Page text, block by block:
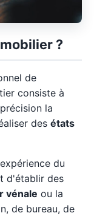
?
de
consiste à
la
des états
du
d'établir des
vénale ou la
de bureau, de